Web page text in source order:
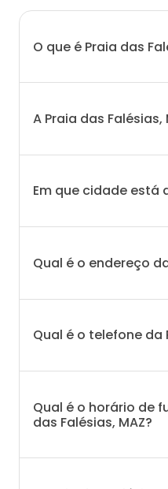
O que é Praia das
A Praia das Falésias,
Em que cidade está
Qual é o endereço
Qual é o telefone da
Qual é o horário de
das Falésias, MAZ?